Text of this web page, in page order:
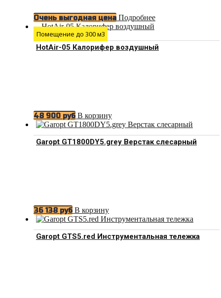
Очень выгодная цена Подробнее
Помещение до 300 м3
HotAir-05 Калорифер воздушный
48 900 руб В корзину
Garopt GT1800DY5.grey Верстак слесарный
36 138 руб В корзину
Garopt GTS5.red Инструментальная тележка